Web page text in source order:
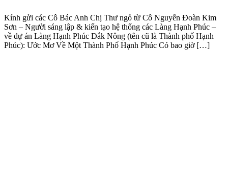
Kính gửi các Cô Bác Anh Chị Thư ngỏ từ Cô Nguyễn Đoàn Kim
Sơn – Người sáng lập & kiến tạo hệ thống các Làng Hạnh Phúc –
về dự án Làng Hạnh Phúc Đắk Nông (tên cũ là Thành phố Hạnh
Phúc): Ước Mơ Về Một Thành Phố Hạnh Phúc Có bao giờ […]